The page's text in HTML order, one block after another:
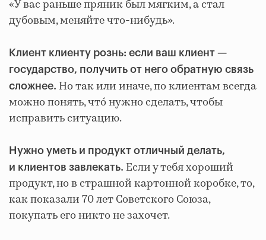
«У вас раньше пряник был мягким, а стал
дубовым, меняйте что-нибудь».
Клиент клиенту рознь: если ваш клиент —
государство, получить от него обратную связь
сложнее. Но так или иначе, по клиентам всегда
можно понять, чтó нужно сделать, чтобы
исправить ситуацию.
Нужно уметь и продукт отличный делать,
и клиентов завлекать. Если у тебя хороший
продукт, но в страшной картонной коробке, то,
как показали 70 лет Советского Союза,
покупать его никто не захочет.